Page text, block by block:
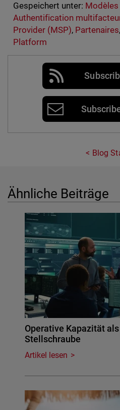
Gespeichert unter:
Authentification
Provider (MSP), Partenaires,
Platform
Blog
Ähnliche Beiträge
Operative Kapazität
Stellschraube
Artikel lesen